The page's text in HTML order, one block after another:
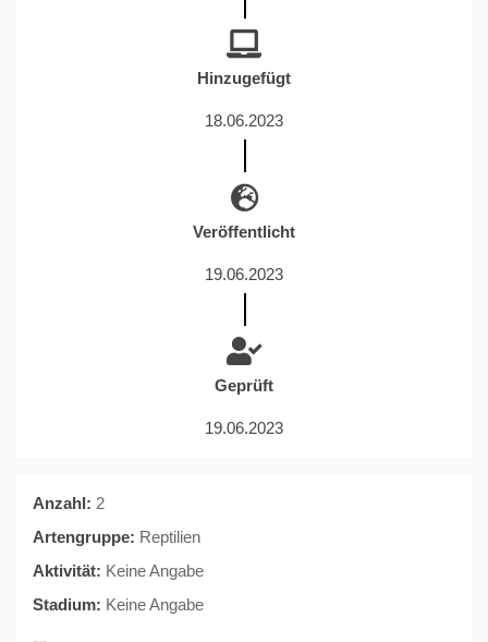
Hinzugefügt
18.06.2023
Veröffentlicht
19.06.2023
Geprüft
19.06.2023
Anzahl: 2
Artengruppe: Reptilien
Aktivität: Keine Angabe
Stadium: Keine Angabe